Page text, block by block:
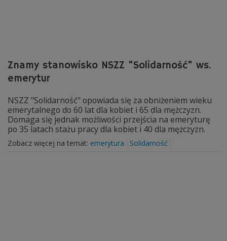
Znamy stanowisko NSZZ "Solidarność" ws.
emerytur
NSZZ "Solidarność" opowiada się za obniżeniem wieku
emerytalnego do 60 lat dla kobiet i 65 dla mężczyzn.
Domaga się jednak możliwości przejścia na emeryturę
po 35 latach stażu pracy dla kobiet i 40 dla mężczyzn.
Zobacz więcej na temat: emerytura Solidarność